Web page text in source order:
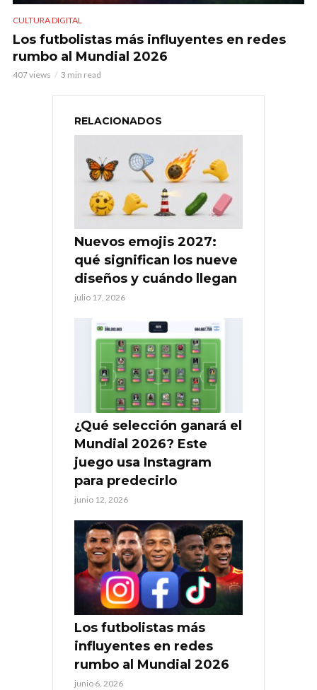
CULTURA DIGITAL
Los futbolistas más influyentes en redes
rumbo al Mundial 2026
407 views 3 min read
RELACIONADOS
Nuevos emojis 2027:
qué significan los nueve
diseños y cuándo llegan
julio 17, 2026
¿Qué selección ganará el
Mundial 2026? Este
juego usa Instagram
para predecirlo
junio 12, 2026
Los futbolistas más
influyentes en redes
rumbo al Mundial 2026
junio 6, 2026